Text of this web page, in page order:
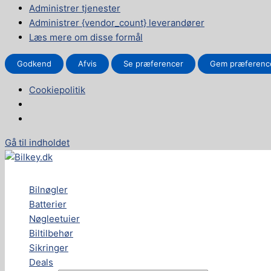
Administrer tjenester
Administrer {vendor_count} leverandører
Læs mere om disse formål
Godkend Afvis Se præferencer Gem
Cookiepolitik
Gå til indholdet
Bilnøgler
Batterier
Nøgleetuier
Biltilbehør
Sikringer
Deals